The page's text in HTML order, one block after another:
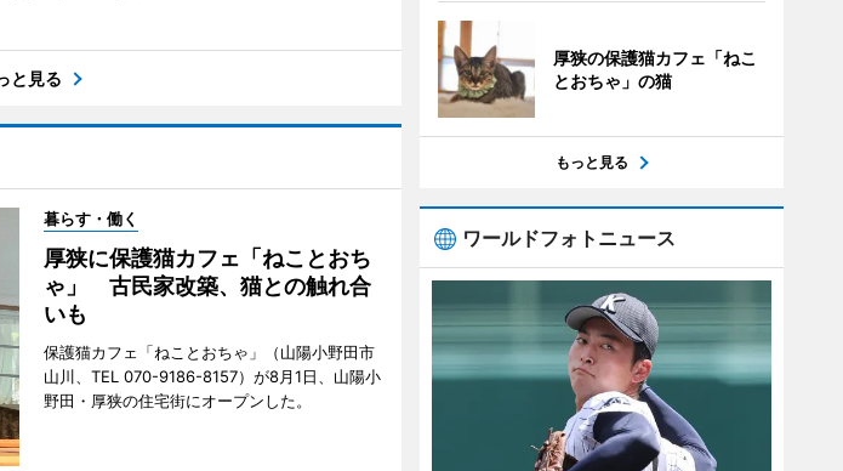
と見る
暮らす・働く
厚狭に保護猫カフェ「ねことおち
ゃ」 古民家改築、猫との触れ合
いも
保護猫カフェ「ねことおちゃ」（山陽小野田市
山川、TEL 070-9186-8157）が8月1日、山陽小
野田・厚狭の住宅街にオープンした。
厚狭の保護猫カフェ「ねこ
とおちゃ」の猫
もっと見る
ワールドフォトニュース